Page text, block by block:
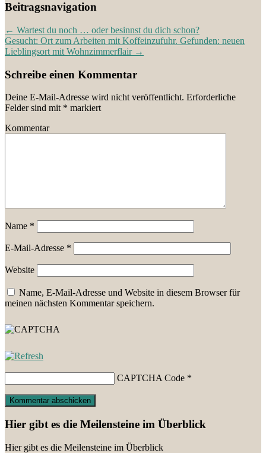
Beitragsnavigation
← Wartest du noch … oder besinnst du dich schon?
Gesucht: Ort zum Arbeiten mit Koffeinzufuhr. Gefunden: neuen
Lieblingsort mit Wohnzimmerflair →
Schreibe einen Kommentar
Deine E-Mail-Adresse wird nicht veröffentlicht. Erforderliche
Felder sind mit * markiert
Kommentar
Name *
E-Mail-Adresse *
Website
Name, E-Mail-Adresse und Website in diesem Browser für
meinen nächsten Kommentar speichern.
CAPTCHA Code *
Hier gibt es die Meilensteine im Überblick
Hier gibt es die Meilensteine im Überblick